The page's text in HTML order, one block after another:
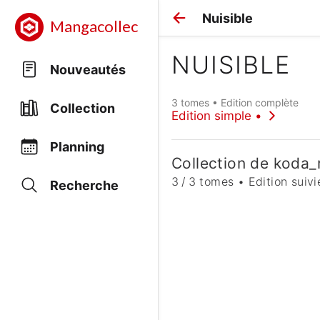
Mangacollec
Nouveautés
Collection
Planning
Recherche
Nuisible
NUISIBLE
3 tomes • Edition complète
Edition simple •
Collection de
3 / 3 tomes • Edition